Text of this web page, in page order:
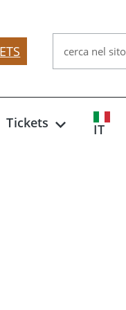
cerca nel sito
Tickets IT